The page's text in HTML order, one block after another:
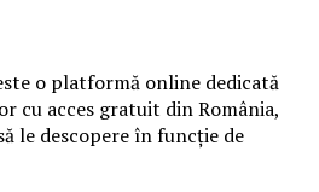
o platformă online dedicată
cu acces gratuit din România,
le descopere în funcție de